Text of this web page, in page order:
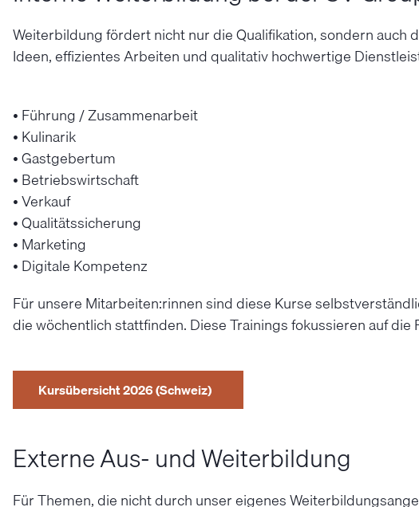
Weiterbildung fördert nicht nur die Qualifikation, sondern
Ideen, effizientes Arbeiten und qualitativ hochwertige
• Führung / Zusammenarbeit
• Kulinarik
• Gastgebertum
• Betriebswirtschaft
• Verkauf
• Qualitätssicherung
• Marketing
• Digitale Kompetenz
Für unsere Mitarbeiten:rinnen sind diese Kurse
die wöchentlich stattfinden. Diese Trainings fokussieren auf
Kursübersicht 2026 (Schweiz)
Externe Aus- und Weiterbildung
Für Themen, die nicht durch unser eigenes